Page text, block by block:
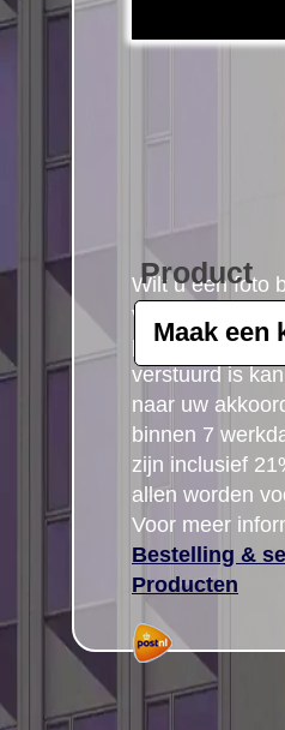
Wilt u een foto
volgende
postcode
verstuurd is
naar uw
binnen 7
zijn inclusief
allen worden
Voor meer
Bestelling &
Producten
Product